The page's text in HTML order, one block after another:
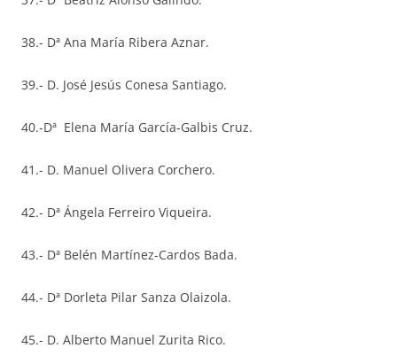
38.- Dª Ana María Ribera Aznar.
39.- D. José Jesús Conesa Santiago.
40.-Dª Elena María García-Galbis Cruz.
41.- D. Manuel Olivera Corchero.
42.- Dª Ángela Ferreiro Viqueira.
43.- Dª Belén Martínez-Cardos Bada.
44.- Dª Dorleta Pilar Sanza Olaizola.
45.- D. Alberto Manuel Zurita Rico.